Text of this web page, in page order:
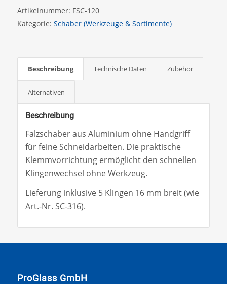
Artikelnummer: FSC-120
Kategorie: Schaber (Werkzeuge & Sortimente)
Beschreibung Technische Daten Zubehör
Alternativen
Beschreibung
Falzschaber aus Aluminium ohne Handgriff
für feine Schneidarbeiten. Die praktische
Klemmvorrichtung ermöglicht den schnellen
Klingenwechsel ohne Werkzeug.
Lieferung inklusive 5 Klingen 16 mm breit (wie
Art.-Nr. SC-316).
ProGlass GmbH